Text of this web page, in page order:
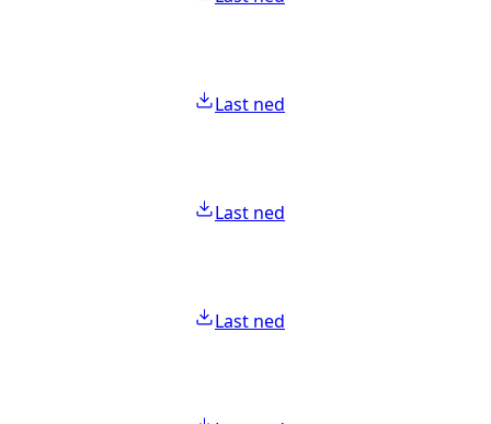
Last ned
Last ned
Last ned